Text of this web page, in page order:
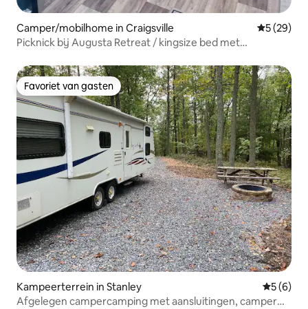
Camper/mobilhome in Craigsville
5 (29)
Picknick bij Augusta Retreat / kingsize bed met
Favoriet van gasten
Favoriet van gasten
Kampeerterrein in Stanley
5 (6)
Afgelegen campercamping met aansluitingen, camper